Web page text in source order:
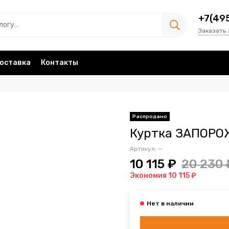
Заказать
Контакты
Куртка
Артикул: —
10 115 ₽ 20 230
Экономия 10 115 ₽